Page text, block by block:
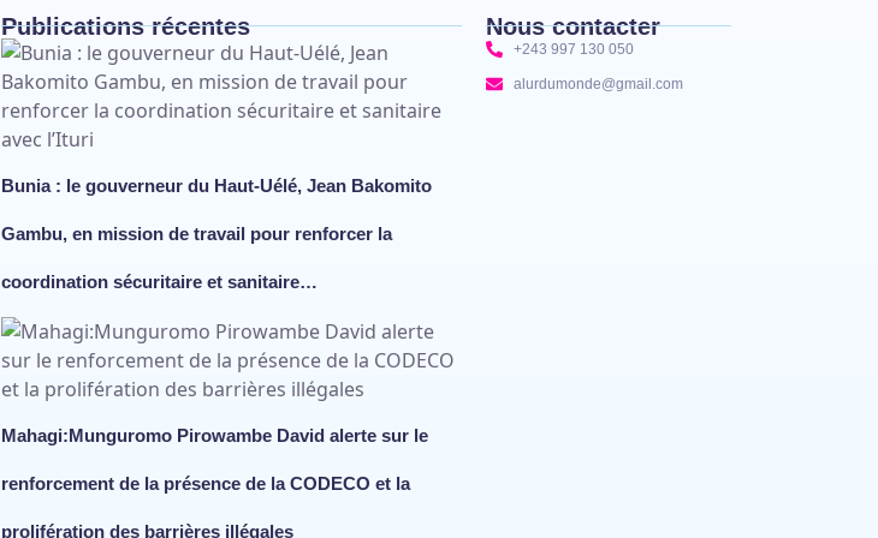
Publications récentes
Bunia : le gouverneur du Haut-Uélé, Jean Bakomito
Gambu, en mission de travail pour renforcer la
coordination sécuritaire et sanitaire…
Mahagi:Munguromo Pirowambe David alerte sur le
renforcement de la présence de la CODECO et la
prolifération des barrières illégales
Nous contacter
+243 997 130 050
alurdumonde@gmail.com